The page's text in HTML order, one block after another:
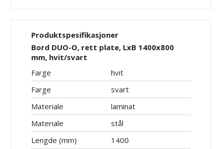
Produktspesifikasjoner
Bord DUO-O, rett plate, LxB 1400x800
mm, hvit/svart
Farge
hvit
Farge
svart
Materiale
laminat
Materiale
stål
Lengde (mm)
1400